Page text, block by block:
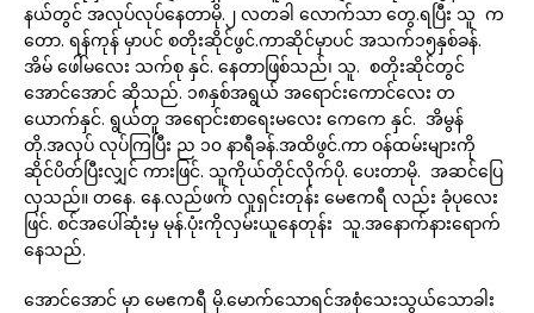
နယ်တွင် အလုပ်လုပ်နေတာမို.၂ လတခါ လောက်သာ တွေ.ရပြီး သူ က
တော. ရန်ကုန် မှာပင် စတိုးဆိုင်ဖွင်.ကာဆိုင်မှာပင် အသက်၁၅နှစ်ခန်.
အိမ် ဖေါ်မလေး သက်စု နှင်. နေတာဖြစ်သည်၊ သူ. စတိုးဆိုင်တွင်
အောင်အောင် ဆိုသည်. ၁၈နှစ်အရွယ် အရောင်းကောင်လေး တ
ယောက်နှင်. ရွယ်တူ အရောင်းစာရေးမလေး ကေကေ နှင်. အိမွန်
တို.အလုပ် လုပ်ကြပြီး ည ၁၀ နာရီခန်.အထိဖွင်.ကာ ဝန်ထမ်းများကို
ဆိုင်ပိတ်ပြီးလျှင် ကားဖြင်. သူကိုယ်တိုင်လိုက်ပို. ပေးတာမို. အဆင်ပြေ
လှသည်။ တနေ. နေ.လည်ဖက် လူရှင်းတုန်း မေဧကရီ လည်း ခုံပုလေး
ဖြင်. စင်အပေါ်ဆုံးမှ မုန်.ပုံးကိုလှမ်းယူနေတုန်း သူ.အနောက်နားရောက်
နေသည်.
အောင်အောင် မှာ မေဧကရီ မို.မောက်သောရင်အစုံသေးသွယ်သောခါး